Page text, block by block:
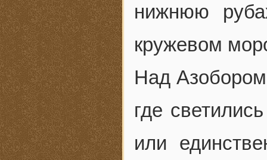
нижнюю
кружевом
Над
где
или